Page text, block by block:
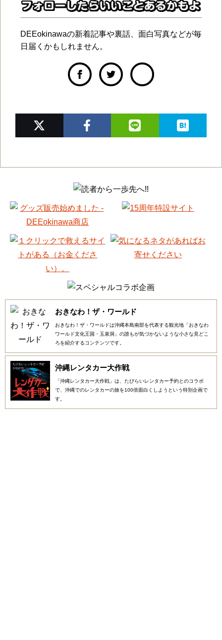
DEEokinawaの新着記事や裏話、面白写真などが毎
日届くかもしれません。
おきなわ！ザ・ワールド
おきなわ！ザ・ワールドは沖縄本島南部を代表する観光地「おきなわ
ワールド文化王国・玉泉洞」の誰もが気づかないような小さな見どこ
ろを紹介するコンテンツです。
沖縄レンタカー大作戦
「沖縄レンタカー大作戦」は、たびらいレンタカー予約とのコラボ
で、沖縄でのレンタカーの旅を100倍面白くしようという特別企画で
す。